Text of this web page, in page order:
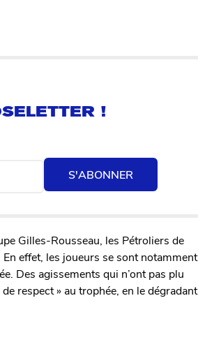
S'ABONNER
Gilles-Rousseau, les Pétroliers de
effet, les joueurs se sont notamment
Des agissements qui n’ont pas plu
respect » au trophée, en le dégradant